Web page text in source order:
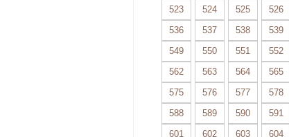
523
524 525 526
536
537 538 539
549
550 551 552
562
563 564 565
575
576 577 578
588
589 590 591
601
602 603 604